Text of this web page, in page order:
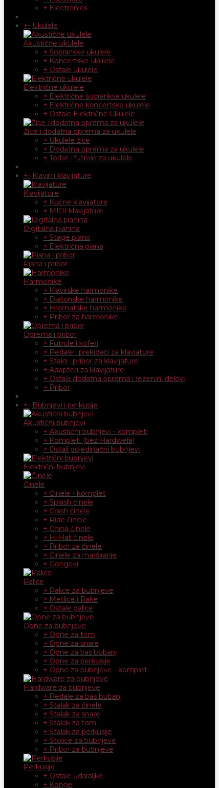
+ Electronics
+- Ukulele
Akustične ukulele
+ Sopranske ukulele
+ Koncertske ukulele
+ Ostale ukulele
Električne ukulele
+ Električne soprankse ukulele
+ Električne koncertske ukulele
+ Ostale Električne Ukulele
Žice i dodatna oprema za ukulele
+ Ukulele žice
+ Dodatna oprema za ukulele
+ Torbe i futrole za ukulele
+- Klaviri i klavijature
Klavijature
+ Kućne klavijature
+ MIDI klavijature
Digitalna pianina
+ Stage piano
+ Električna piana
Piana i pribor
Harmonike
+ Klavirske harmonike
+ Diatonske harmonike
+ Hromatske harmonike
+ Pribor za harmonike
Oprema i pribor
+ Futrole i koferi
+ Pedale i prekidači za klaviature
+ Stalci i pribor za klavijature
+ Adapteri za klavijature
+ Ostala dodatna oprema i rezervni delovi
+ Pribor
+- Bubnjevi i perkusije
Akustični bubnjevi
+ Akustični bubnjevi - kompleti
+ Kompleti (bez Hardwera)
+ Ostali pojedinačni bubnjevi
Električni bubnjevi
Činele
+ Činele - komplet
+ Splash činele
+ Crash činele
+ Ride činele
+ China činele
+ Hi Hat činele
+ Pribor za činele
+ Činele za marširanje
+ Gongovi
Palice
+ Palice za bubnjeve
+ Metlice i Rake
+ Ostale palice
Opne za bubnjeve
+ Opne za tom
+ Opne za snare
+ Opne za bas bubanj
+ Opne za perkusije
+ Opne za bubnjeve - komplet
Hardware za bubnjeve
+ Pedale za bas bubanj
+ Stalak za činele
+ Stalak za snare
+ Stalak za tom
+ Stalak za perkusije
+ Stolice za bubnjeve
+ Pribor za bubnjeve
Perkusije
+ Ostale udaraljke
+ Konge